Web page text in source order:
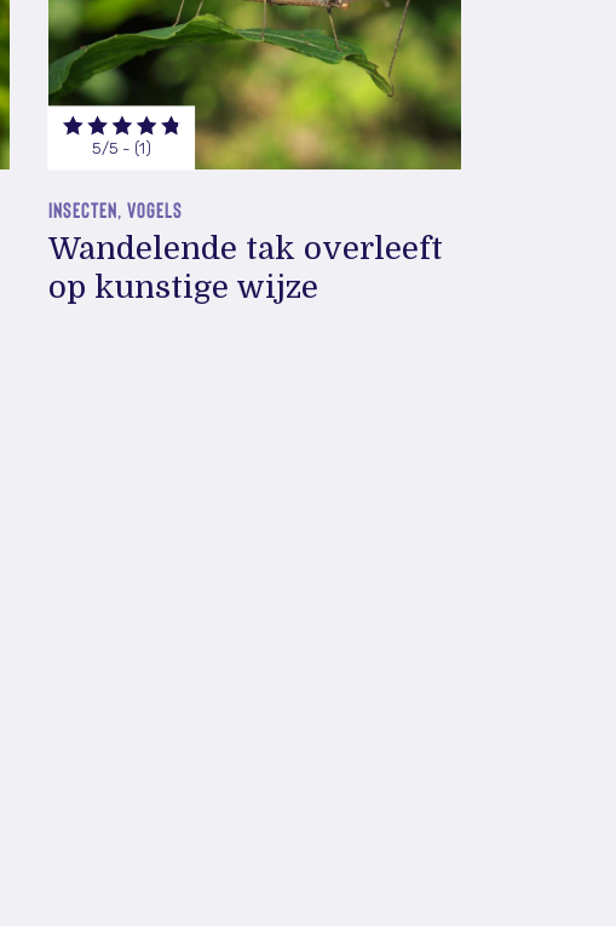
5/5 - (1)
INSECTEN, VOGELS
Wandelende tak overleeft
op kunstige wijze